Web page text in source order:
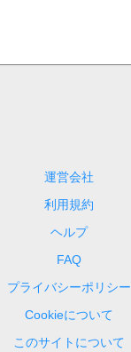
運営会社
利用規約
ヘルプ
FAQ
プライバシーポリシー
Cookieについて
このサイトについて